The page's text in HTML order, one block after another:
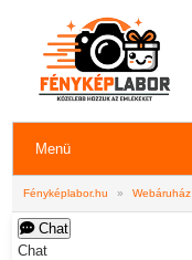
Menü
Fényképlabor.hu » Webáruház
Chat
Chat